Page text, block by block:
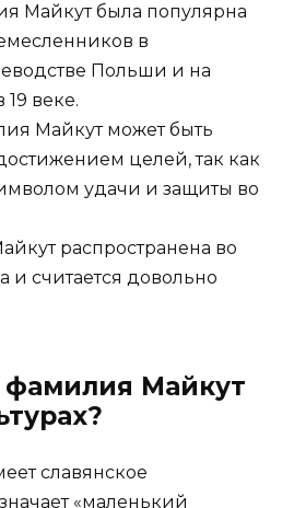
Майкут была популярна
в
Польши и на
веке.
Майкут может быть
целей, так как
удачи и защиты во
распространена во
и считается довольно
фамилия Майкут
славянское
«маленький